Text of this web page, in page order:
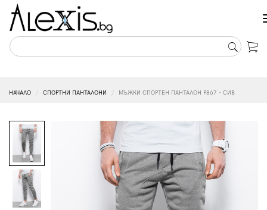
НАЧАЛО СПОРТНИ ПАНТАЛОНИ МЪЖКИ СПОРТЕН ПАНТАЛОН P867 - СИВ